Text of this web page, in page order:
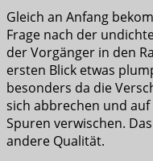
Gleich an Anfang
Frage nach der
der Vorgänger in den
ersten Blick etwas
besonders da die
sich abbrechen und
Spuren verwischen.
andere Qualität.